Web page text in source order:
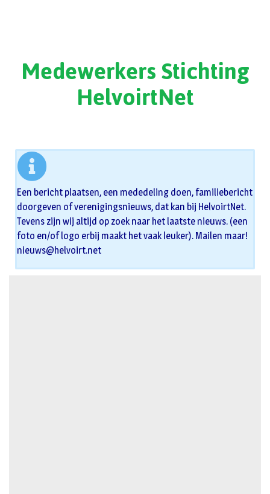
Medewerkers Stichting
HelvoirtNet
Een bericht plaatsen, een mededeling doen, familiebericht
doorgeven of verenigingsnieuws, dat kan bij HelvoirtNet.
Tevens zijn wij altijd op zoek naar het laatste nieuws. (een
foto en/of logo erbij maakt het vaak leuker). Mailen maar!
nieuws@helvoirt.net